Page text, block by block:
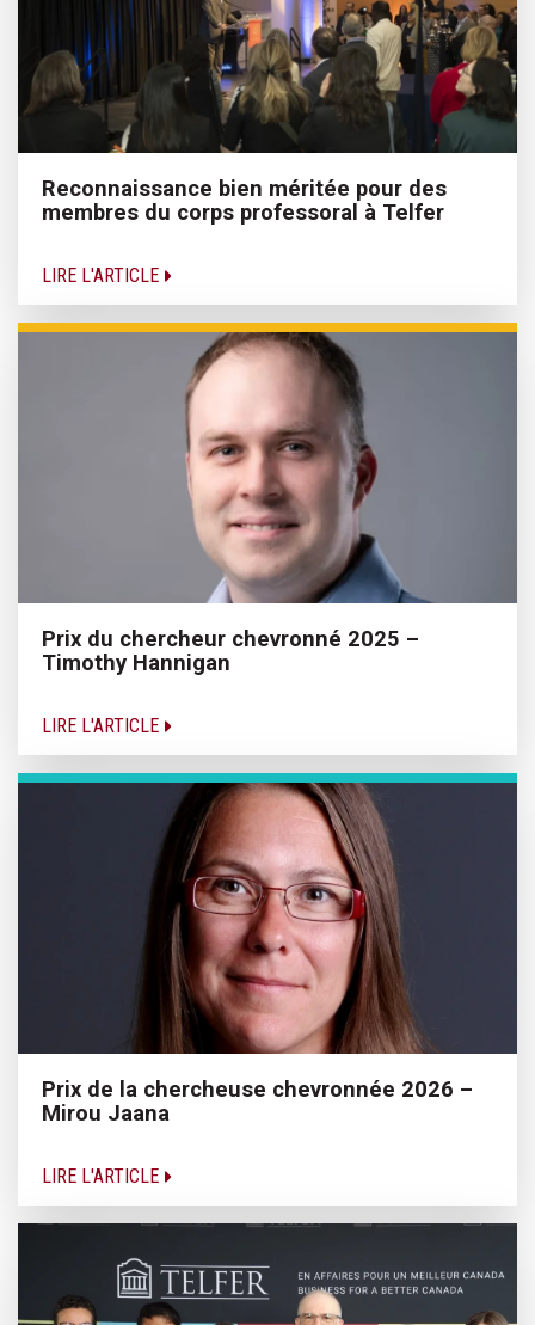
Reconnaissance bien méritée pour des
membres du corps professoral à Telfer
LIRE L'ARTICLE
Prix du chercheur chevronné 2025 –
Timothy Hannigan
LIRE L'ARTICLE
Prix de la chercheuse chevronnée 2026 –
Mirou Jaana
LIRE L'ARTICLE